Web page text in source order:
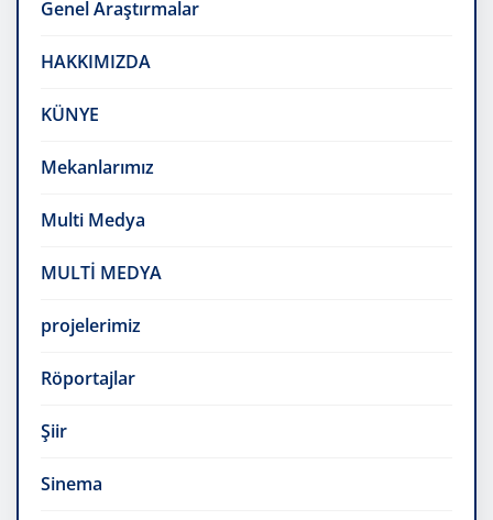
Genel Araştırmalar
HAKKIMIZDA
KÜNYE
Mekanlarımız
Multi Medya
MULTİ MEDYA
projelerimiz
Röportajlar
Şiir
Sinema